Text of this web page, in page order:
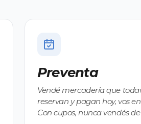
Preventa
Vendé mercadería que
reservan y pagan hoy, vos
Con cupos, nunca vendés